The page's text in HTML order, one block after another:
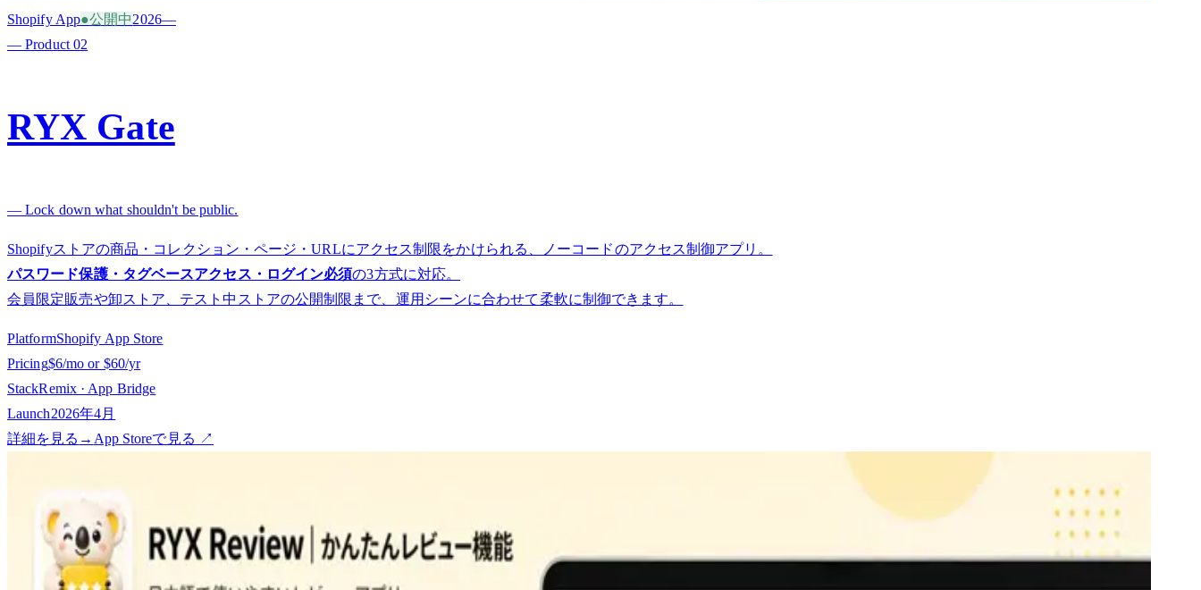
Shopify App●公開中2026—
— Product 02
RYX Gate
— Lock down what shouldn't be public.
Shopifyストアの商品・コレクション・ページ・URLにアクセス制限をかけられる、ノーコードのアクセス制御アプリ。
パスワード保護・タグベースアクセス・ログイン必須の3方式に対応。
会員限定販売や卸ストア、テスト中ストアの公開制限まで、運用シーンに合わせて柔軟に制御できます。
PlatformShopify App Store
Pricing$6/mo or $60/yr
StackRemix · App Bridge
Launch2026年4月
詳細を見る → App Storeで見る ↗